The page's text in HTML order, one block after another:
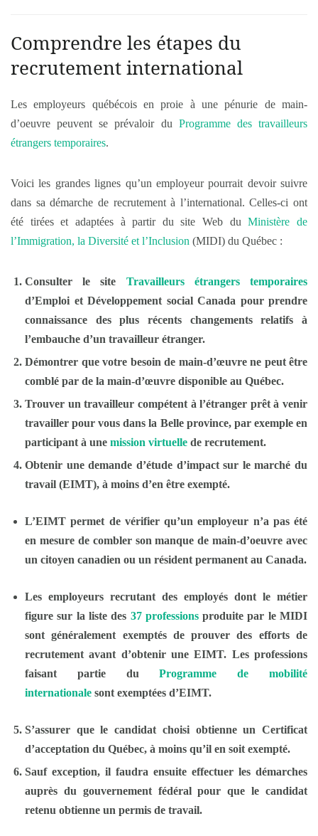
Comprendre les étapes du
recrutement international
Les employeurs québécois en proie à une pénurie de main-
d’oeuvre peuvent se prévaloir du Programme des travailleurs
étrangers temporaires.
Voici les grandes lignes qu’un employeur pourrait devoir suivre
dans sa démarche de recrutement à l’international. Celles-ci ont
été tirées et adaptées à partir du site Web duMinistère de
l’Immigration, la Diversité et l’Inclusion (MIDI) du Québec :
Consulter le site Travailleurs étrangers temporaires
d’Emploi et Développement social Canada pour prendre
connaissance des plus récents changements relatifs à
l’embauche d’un travailleur étranger.
Démontrer que votre besoin de main-d’œuvre ne peut être
comblé par de la main-d’œuvre disponible au Québec.
Trouver un travailleur compétent à l’étranger prêt à venir
travailler pour vous dans la Belle province, par exemple en
participant à une mission virtuelle de recrutement.
Obtenir une demande d’étude d’impact sur le marché du
travail (EIMT), à moins d’en être exempté.
L’EIMT permet de vérifier qu’un employeur n’a pas été
en mesure de combler son manque de main-d’oeuvre avec
un citoyen canadien ou un résident permanent au Canada.
Les employeurs recrutant des employés dont le métier
figure sur la liste des 37 professionsproduite par le MIDI
sont généralement exemptés de prouver des efforts de
recrutement avant d’obtenir ​une EIMT. Les professions
faisant partie duProgramme de mobilité
internationale sont exemptées d’EIMT​.
S’assurer que le candidat choisi obtienne un Certificat
d’acceptation du Québec, à moins qu’il en soit exempté.
Sauf exception, il faudra ensuite effectuer les démarches
auprès du gouvernement fédéral pour que le candidat
retenu obtienne un permis de travail.